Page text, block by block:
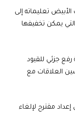
تعليماته إلى
التي يمكن تخفيفها
رفع جزئي للقيود
العلاقات مع
مقترح لإلغاء